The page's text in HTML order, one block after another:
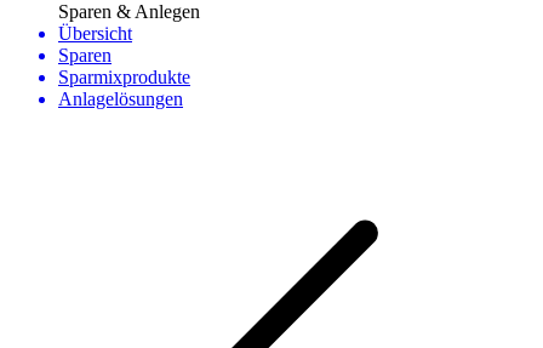
Sparen & Anlegen
Übersicht
Sparen
Sparmixprodukte
Anlagelösungen